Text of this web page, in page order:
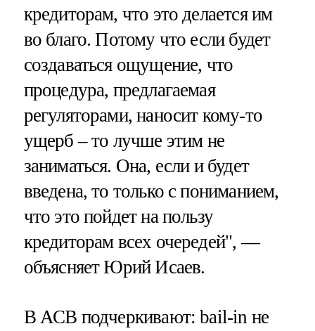
кредиторам, что это делается им
во благо. Потому что если будет
создаваться ощущение, что
процедура, предлагаемая
регуляторами, наносит кому-то
ущерб – то лучше этим не
заниматься. Она, если и будет
введена, то только с пониманием,
что это пойдет на пользу
кредиторам всех очередей", —
объясняет Юрий Исаев.
В АСВ подчеркивают: bail-in не